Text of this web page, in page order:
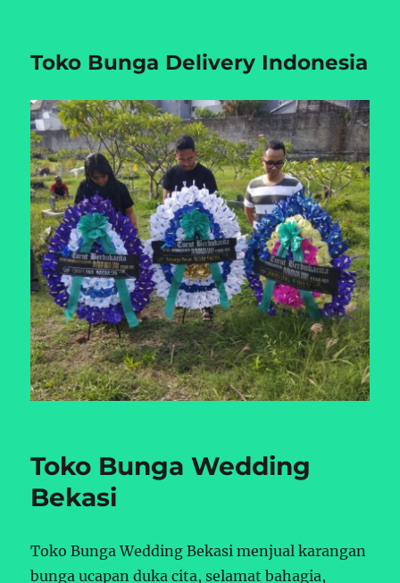
Toko Bunga Delivery Indonesia
Toko Bunga Wedding
Bekasi
Toko Bunga Wedding Bekasi menjual karangan
bunga ucapan duka cita, selamat bahagia,